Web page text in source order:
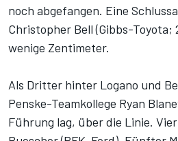
noch abgefangen. Eine
Christopher Bell (Gibbs-Toyota;
wenige Zentimeter.
Als Dritter hinter Logano und
Penske-Teamkollege Ryan
Führung lag, über die Linie.